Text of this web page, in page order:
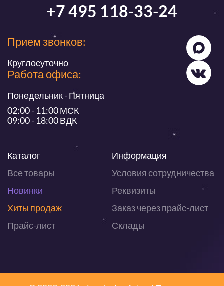
+7 495 118-33-24
Прием звонков:
Круглосуточно
Работа офиса:
Понедельник - Пятница
02:00 - 11:00 МСК
09:00 - 18:00 ВДК
Каталог
Все товары
Новинки
Хиты продаж
Прайс-лист
Информация
Условия сотрудничества
Реквизиты
Заказ через прайс-лист
Склады